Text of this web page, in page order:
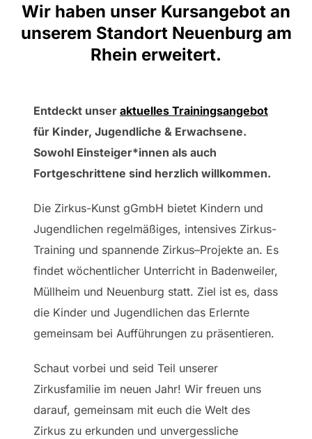
Wir haben unser Kursangebot an
unserem Standort Neuenburg am
Rhein erweitert.
Entdeckt unser aktuelles Trainingsangebot
für Kinder, Jugendliche & Erwachsene.
Sowohl Einsteiger*innen als auch
Fortgeschrittene sind herzlich willkommen.
Die Zirkus-Kunst gGmbH bietet Kindern und
Jugendlichen regelmäßiges, intensives Zirkus-
Training und spannende Zirkus–Projekte an. Es
findet wöchentlicher Unterricht in Badenweiler,
Müllheim und Neuenburg statt. Ziel ist es, dass
die Kinder und Jugendlichen das Erlernte
gemeinsam bei Aufführungen zu präsentieren.
Schaut vorbei und seid Teil unserer
Zirkusfamilie im neuen Jahr! Wir freuen uns
darauf, gemeinsam mit euch die Welt des
Zirkus zu erkunden und unvergessliche